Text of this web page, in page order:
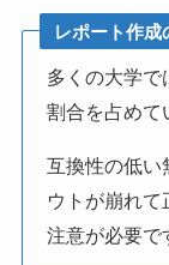
レポート作成
多くの大学で
割合を占めて
互換性の低い
ウトが崩れ
注意が必要で